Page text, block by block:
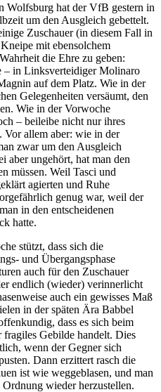
Wolfsburg hat der VfB gestern in
um den Ausgleich gebettelt.
Zuschauer (in diesem Fall in
mit ebensolchem
die Ehre zu geben:
– in Linksverteidiger Molinaro
auf dem Platz. Wie in der
Gelegenheiten versäumt, den
Wie in der Vorwoche
– beileibe nicht nur ihres
Vor allem aber: wie in der
zwar um den Ausgleich
aber ungehört, hat man den
müssen. Weil Tasci und
agierten und Ruhe
genug war, weil der
in den entscheidenen
hatte.
stützt, dass sich die
und Übergangsphase
auch für den Zuschauer
endlich (wieder) verinnerlicht
auch ein gewisses Maß
in der späten Ära Babbel
dass es sich beim
Gebilde handelt. Dies
wenn der Gegner sich
Dann erzittert rasch die
ist wie weggeblasen, und man
wieder herzustellen.